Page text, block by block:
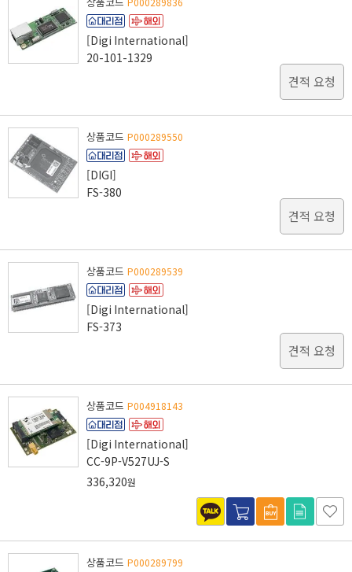
[Digi International]
20-101-1329
견적 요청
상품코드 P000289550
[DIGI]
FS-380
견적 요청
상품코드 P000289539
[Digi International]
FS-373
견적 요청
상품코드 P004918143
[Digi International]
CC-9P-V527UJ-S
336,320원
상품코드 P000289799